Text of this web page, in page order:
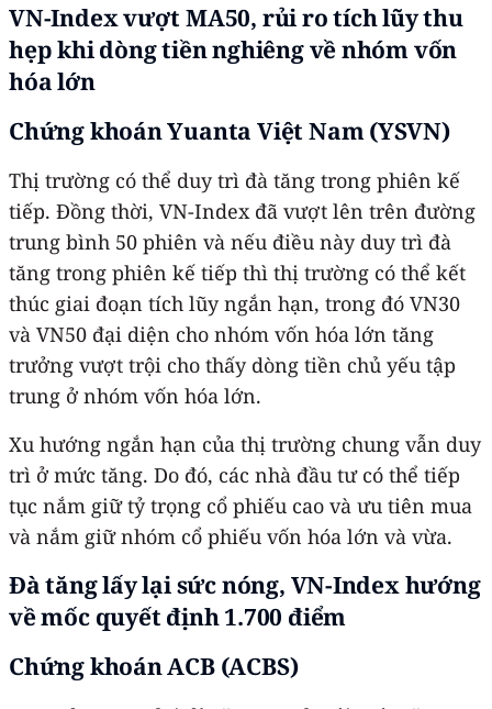
VN-Index vượt MA50, rủi ro tích lũy thu
hẹp khi dòng tiền nghiêng về nhóm vốn
hóa lớn
Chứng khoán Yuanta Việt Nam (YSVN)
Thị trường có thể duy trì đà tăng trong phiên kế
tiếp. Đồng thời, VN-Index đã vượt lên trên đường
trung bình 50 phiên và nếu điều này duy trì đà
tăng trong phiên kế tiếp thì thị trường có thể kết
thúc giai đoạn tích lũy ngắn hạn, trong đó VN30
và VN50 đại diện cho nhóm vốn hóa lớn tăng
trưởng vượt trội cho thấy dòng tiền chủ yếu tập
trung ở nhóm vốn hóa lớn.
Xu hướng ngắn hạn của thị trường chung vẫn duy
trì ở mức tăng. Do đó, các nhà đầu tư có thể tiếp
tục nắm giữ tỷ trọng cổ phiếu cao và ưu tiên mua
và nắm giữ nhóm cổ phiếu vốn hóa lớn và vừa.
Đà tăng lấy lại sức nóng, VN-Index hướng
về mốc quyết định 1.700 điểm
Chứng khoán ACB (ACBS)